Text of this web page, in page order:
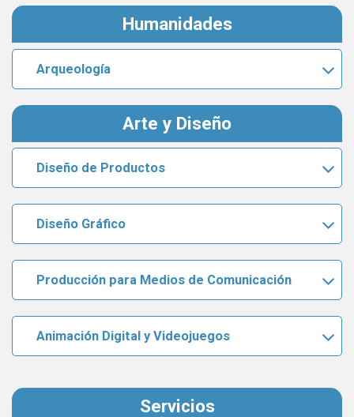
Humanidades
Arqueología
Arte y Diseño
Diseño de Productos
Diseño Gráfico
Producción para Medios de Comunicación
Animación Digital y Videojuegos
Servicios